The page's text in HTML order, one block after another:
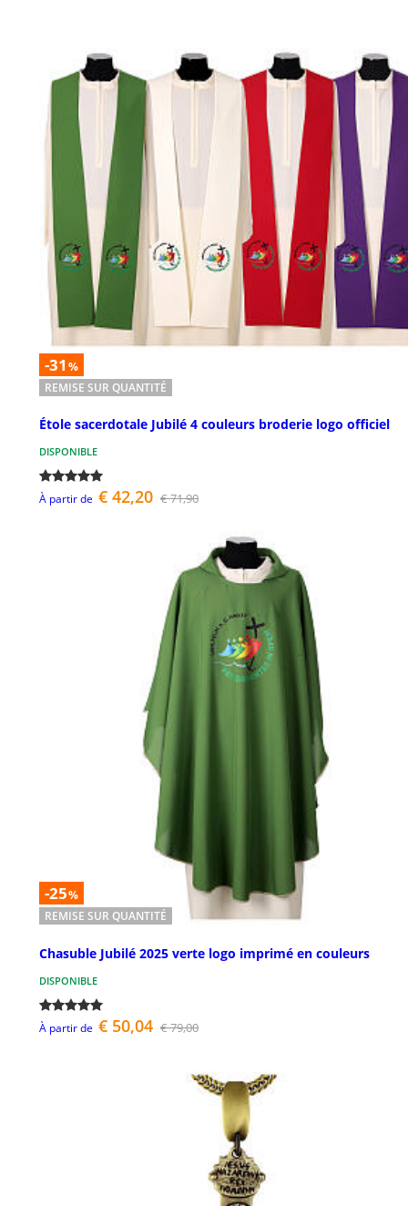
-31 %
REMISE SUR QUANTITÉ
Étole sacerdotale Jubilé 4 couleurs broderie logo officiel
DISPONIBLE
À partir de € 42,20 € 71,90
-25%
REMISE SUR QUANTITÉ
Chasuble Jubilé 2025 verte logo imprimé en couleurs
DISPONIBLE
À partir de € 50,04 € 79,00